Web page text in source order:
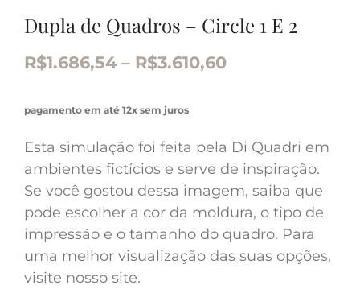
Dupla de Quadros – Circle 1 E 2
R$1.686,54 – R$3.610,60
pagamento em até 12x sem juros
Esta simulação foi feita pela Di Quadri em
ambientes fictícios e serve de inspiração.
Se você gostou dessa imagem, saiba que
pode escolher a cor da moldura, o tipo de
impressão e o tamanho do quadro. Para
uma melhor visualização das suas opções,
visite nosso site.